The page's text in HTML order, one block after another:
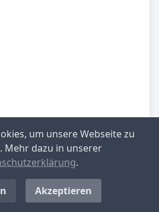
gering besiedelt
übrig. Schleswig-Holstein
um unsere Webseite zu
Mehr dazu in unserer
.
Akzeptieren